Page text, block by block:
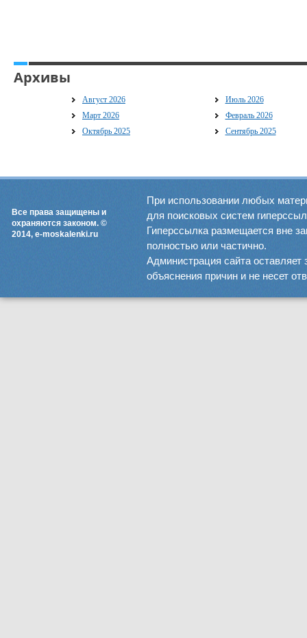
Архивы
Август 2026
Июль 2026
Март 2026
Февраль 2026
Октябрь 2025
Сентябрь 2025
Все права защищены и
охраняются законом. ©
2014, e-moskalenki.ru
При использовании любых
для поисковых систем
Гиперссылка размещается вне
полностью или частично.
Администрация сайта оставляет
объяснения причин и не несет